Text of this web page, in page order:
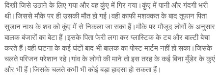
दिखी जिसे उठाने के लिए गया और वह कुंए में गिर गया।कुंए में पानी और गंदगी भरी
थी।जिससे मौके पर ही उसकी मौत हो गई।वही काफी मशक्कत के बाद तूफान पिता
सुजान नाथ के शव को कुंए में से निकला जा सका हैं।मौके पर मौजूद लोगों के अनुसार
बालक बंजारों का बेटा हैं।इसके पिता फेरी लगा कर प्लास्टिक के टब और बाल्टी बेचा
करते हैं।वही घटना के कई घंटों बाद भी बालक का पोस्ट मार्टम नहीं हो सका।जिसके
चलते परिजन परेशान रहे।गांव के लोगो की माने तो इस तरह के कई बिना मुँडेर के कुएं
और भी हैं।जिसके चलते कभी भी कोई बड़ा हादसा हो सकता हैं।